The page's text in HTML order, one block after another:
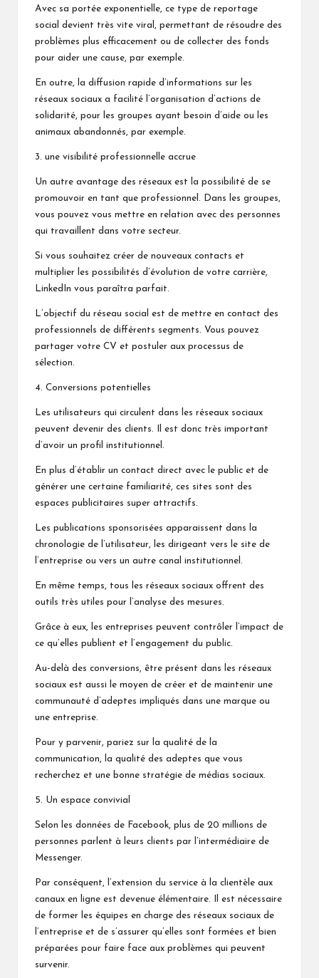
Avec sa portée exponentielle, ce type de reportage
social devient très vite viral, permettant de résoudre des
problèmes plus efficacement ou de collecter des fonds
pour aider une cause, par exemple.
En outre, la diffusion rapide d’informations sur les
réseaux sociaux a facilité l’organisation d’actions de
solidarité, pour les groupes ayant besoin d’aide ou les
animaux abandonnés, par exemple.
3. une visibilité professionnelle accrue
Un autre avantage des réseaux est la possibilité de se
promouvoir en tant que professionnel. Dans les groupes,
vous pouvez vous mettre en relation avec des personnes
qui travaillent dans votre secteur.
Si vous souhaitez créer de nouveaux contacts et
multiplier les possibilités d’évolution de votre carrière,
LinkedIn vous paraîtra parfait.
L’objectif du réseau social est de mettre en contact des
professionnels de différents segments. Vous pouvez
partager votre CV et postuler aux processus de
sélection.
4. Conversions potentielles
Les utilisateurs qui circulent dans les réseaux sociaux
peuvent devenir des clients. Il est donc très important
d’avoir un profil institutionnel.
En plus d’établir un contact direct avec le public et de
générer une certaine familiarité, ces sites sont des
espaces publicitaires super attractifs.
Les publications sponsorisées apparaissent dans la
chronologie de l’utilisateur, les dirigeant vers le site de
l’entreprise ou vers un autre canal institutionnel.
En même temps, tous les réseaux sociaux offrent des
outils très utiles pour l’analyse des mesures.
Grâce à eux, les entreprises peuvent contrôler l’impact de
ce qu’elles publient et l’engagement du public.
Au-delà des conversions, être présent dans les réseaux
sociaux est aussi le moyen de créer et de maintenir une
communauté d’adeptes impliqués dans une marque ou
une entreprise.
Pour y parvenir, pariez sur la qualité de la
communication, la qualité des adeptes que vous
recherchez et une bonne stratégie de médias sociaux.
5. Un espace convivial
Selon les données de Facebook, plus de 20 millions de
personnes parlent à leurs clients par l’intermédiaire de
Messenger.
Par conséquent, l’extension du service à la clientèle aux
canaux en ligne est devenue élémentaire. Il est nécessaire
de former les équipes en charge des réseaux sociaux de
l’entreprise et de s’assurer qu’elles sont formées et bien
préparées pour faire face aux problèmes qui peuvent
survenir.